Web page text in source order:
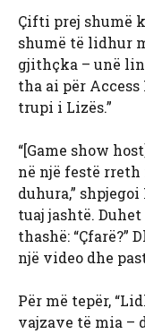
Çifti prej shumë
shumë të lidhur
gjithçka – unë
tha ai për
trupi i Lizës.”
“[Game show
në një festë rreth
duhura,”
tuaj jashtë.
thashë: “Çfarë?”
një video dhe
Për më tepër,
vajzave të mia –